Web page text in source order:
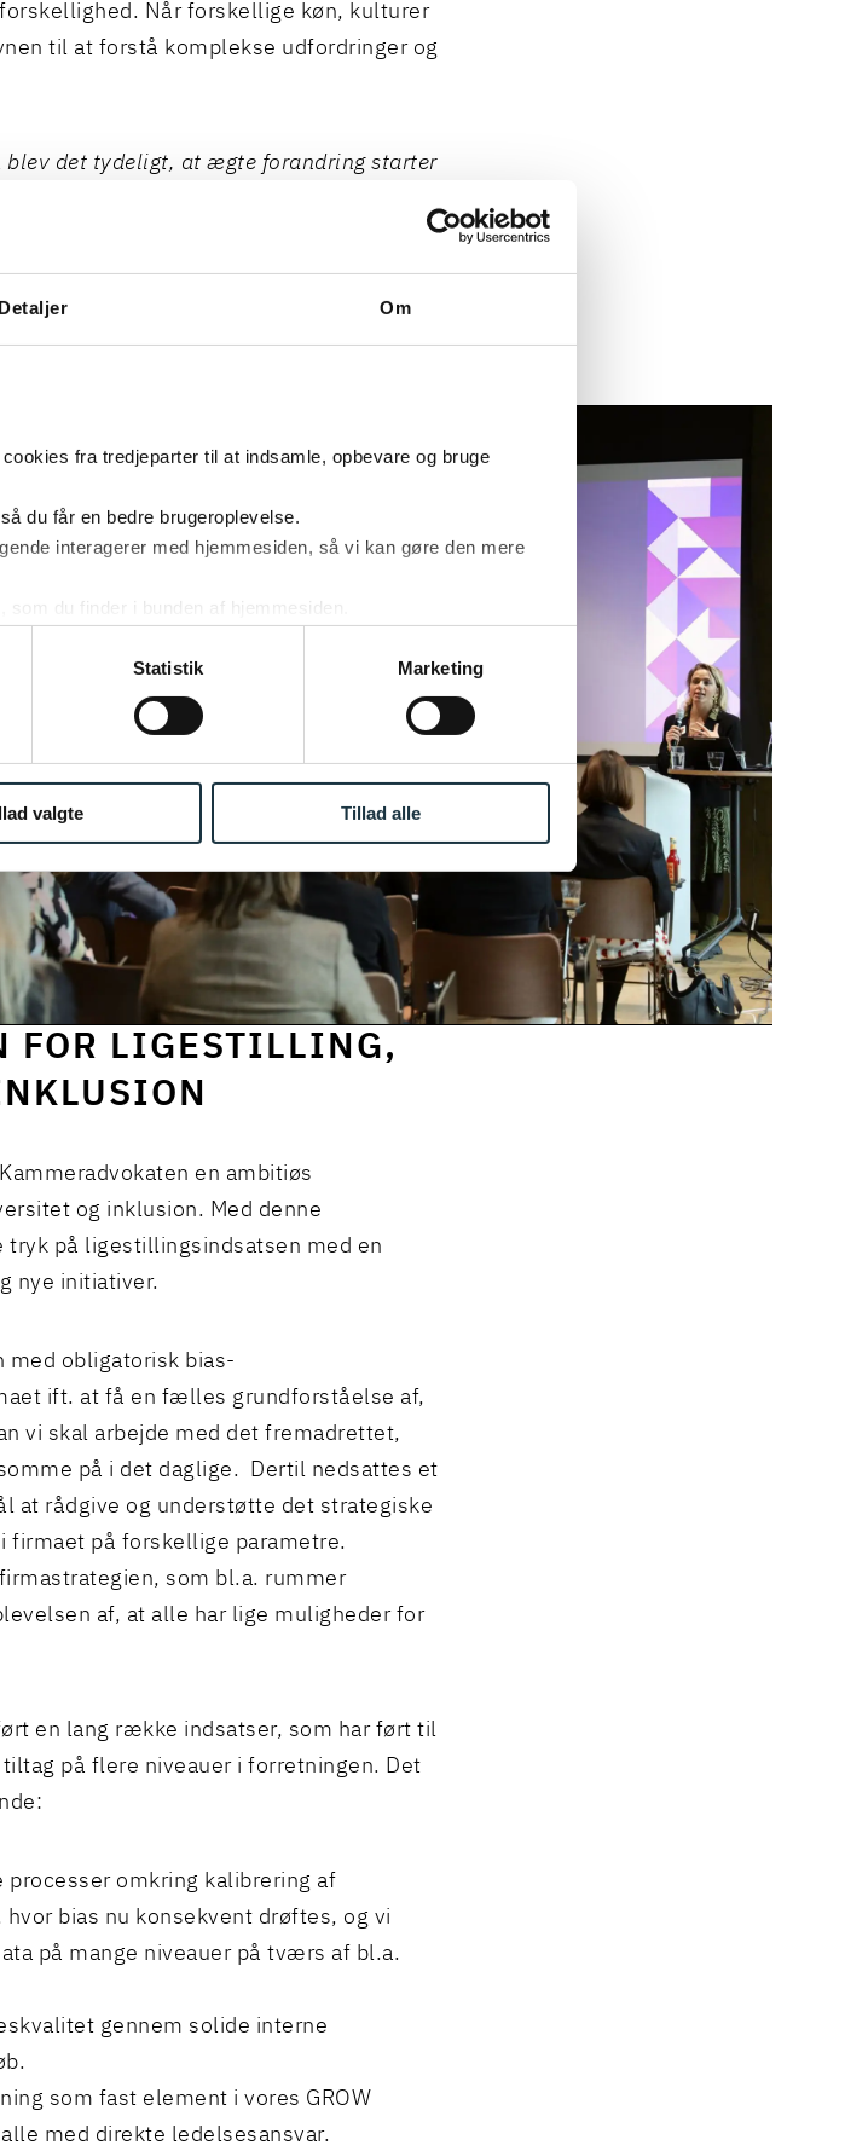
Detaljer Om
fra tredjeparter til at indsamle, opbevare og bruge
du får en bedre brugeroplevelse.
interagerer med hjemmesiden, så vi kan gøre den mere
du finder i bunden af hjemmesiden.
Statistik Marketing
valgte Tillad alle
Når forskellige køn, kulturer
til at forstå komplekse udfordringer og
blev det tydeligt, at ægte forandring starter
det svært at skabe reel inklusion – og uden
i en statistik”, udtaler partner og
Schmith/Kammeradvokaten – og deltager
FOR LIGESTILLING,
en ambitiøs
og inklusion. Med denne
tryk på ligestillingsindsatsen med en
nye initiativer.
med obligatorisk bias-
ift. at få en fælles grundforståelse af,
vi skal arbejde med det fremadrettet,
på i det daglige. Dertil nedsattes et
at rådgive og understøtte det strategiske
firmaet på forskellige parametre.
som bl.a. rummer
af, at alle har lige muligheder for
en lang række indsatser, som har ført til
på flere niveauer i forretningen. Det
processer omkring kalibrering af
bias nu konsekvent drøftes, og vi
på mange niveauer på tværs af bl.a.
gennem solide interne
som fast element i vores GROW
med direkte ledelsesansvar.